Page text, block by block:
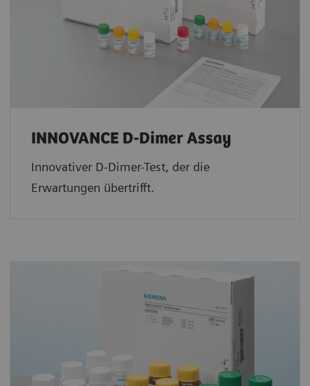
INNOVANCE D-Dimer Assay
Innovativer D-Dimer-Test, der die
Erwartungen übertrifft.